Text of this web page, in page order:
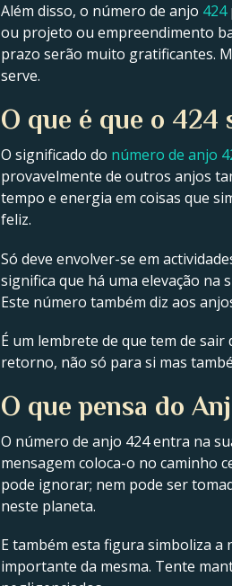
Além disso, o número de anjo 424
ou projeto ou empreendimento
prazo serão muito gratificantes.
serve.
O que é que o
O significado do número de anjo
provavelmente de outros anjos
tempo e energia em coisas que
feliz.
Só deve envolver-se em
significa que há uma elevação
Este número também diz aos
É um lembrete de que tem de
retorno, não só para si mas
O que pensa do
O número de anjo 424 entra na
mensagem coloca-o no caminho
pode ignorar; nem pode ser
neste planeta.
E também esta figura simboliza a
importante da mesma. Tente